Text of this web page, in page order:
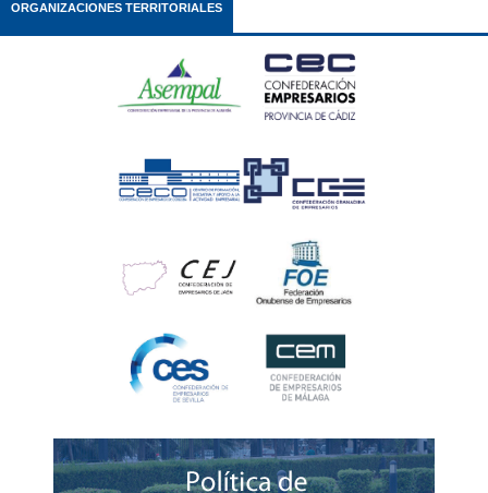
ORGANIZACIONES TERRITORIALES